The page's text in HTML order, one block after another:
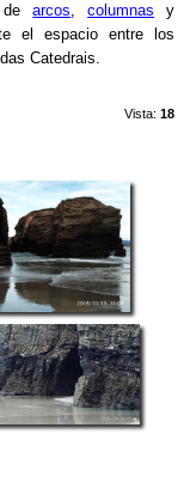
dearcos,columnas y
el espacio entre los
Catedrais.
Vista: 18